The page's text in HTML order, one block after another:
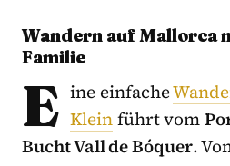
Wandern auf Mallorca
Familie
E ine einfache
Kleinführt vom
Bucht Vall de Bóquer.